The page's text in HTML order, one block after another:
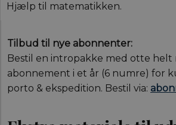
Hjælp til matematikken.
Tilbud til nye abonnenter:
Bestil en intropakke med otte
abonnement i et år (6 numre) for
porto & ekspedition. Bestil via:
Navn / Domæne
.aktuelnaturvidenskab.dk
Navn / Domæne
__Secure-YNID
.youtube.com
Navn
__Secure-